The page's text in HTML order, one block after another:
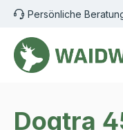
Hauptinhalt
Zur Suche springen
ZurPersönliche
Dogtra